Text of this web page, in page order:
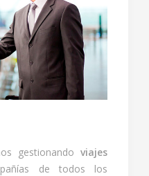
gestionando viajes
de todos los